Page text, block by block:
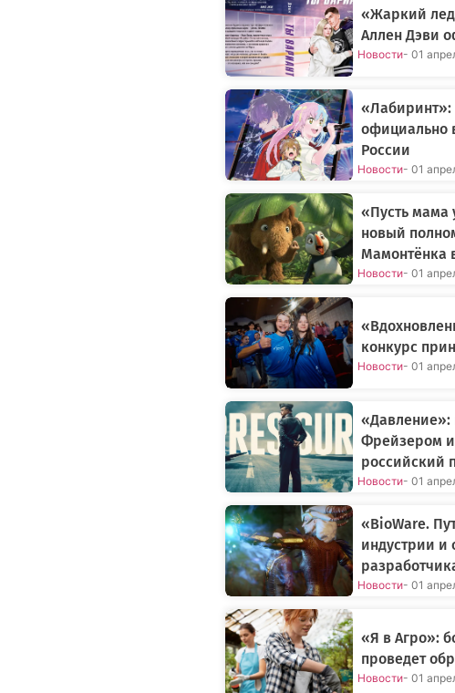
«Жаркий
Аллен Дэви
Новости- 01
официально
России
Новости- 01
«Пусть мама
новый
Мамонтёнка
Новости- 01
конкурс
Новости- 01
«Давление»:
Фрейзером
российский
Новости- 01
«BioWare.
индустрии и
Новости- 01
«Я в Агро»:
проведет
Новости- 01